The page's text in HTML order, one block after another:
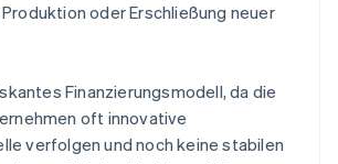
oder Erschließung neuer
Finanzierungsmodell, da die
oft innovative
verfolgen und noch keine stabilen